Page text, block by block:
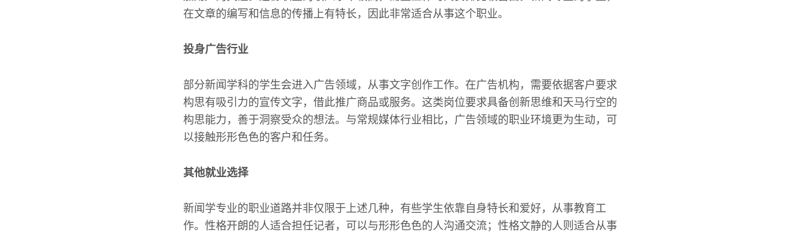
在文章的编写和信息的传播上有特长，因此非常适合从事这个职业。
投身广告行业
部分新闻学科的学生会进入广告领域，从事文字创作工作。在广告机构，需要依据客户要求
构思有吸引力的宣传文字，借此推广商品或服务。这类岗位要求具备创新思维和天马行空的
构思能力，善于洞察受众的想法。与常规媒体行业相比，广告领域的职业环境更为生动，可
以接触形形色色的客户和任务。
其他就业选择
新闻学专业的职业道路并非仅限于上述几种，有些学生依靠自身特长和爱好，从事教育工
作。性格开朗的人适合担任记者，可以与形形色色的人沟通交流；性格文静的人则适合从事